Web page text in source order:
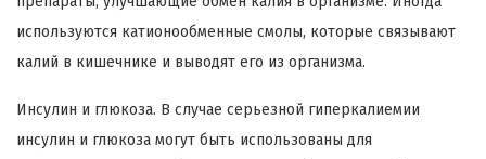
используются катионообменные смолы, которые связывают
калий в кишечнике и выводят его из организма.
Инсулин и глюкоза. В случае серьезной гиперкалиемии
инсулин и глюкоза могут быть использованы для